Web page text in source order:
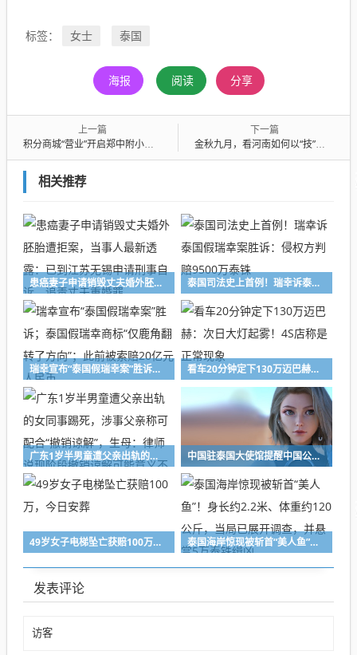
标签： 女士 泰国
海报 阅读 分享
上一篇
积分商城“营业”开启郑中附小少年专属的“期末欢乐购”
下一篇
金秋九月，看河南如何以“技”服人？
相关推荐
患癌妻子申请销毁丈夫婚外胚胎遭拒案，当事人最新透露：已到江苏无锡申请刑事自诉，追责丈夫重婚罪 泰国司法史上首例！瑞幸诉泰国假瑞幸案胜诉：侵权方判赔9500万泰铢
瑞幸宣布“泰国假瑞幸案”胜诉；泰国假瑞幸商标“仅鹿角翻转了方向”；此前被索赔20亿元人民币 看车20分钟定下130万迈巴赫：次日大灯起雾！4S店称是正常现象
广东1岁半男童遭父亲出轨的女同事踢死，涉事父亲称可配合“撤销谅解”，生母：律师说现阶段撤销谅解可能意义不大 中国驻泰国大使馆提醒中国公民谨慎前往泰缅边境地区
49岁女子电梯坠亡获赔100万，今日安葬 泰国海岸惊现被斩首“美人鱼”！身长约2.2米、体重约120公斤，当局已展开调查，并悬赏5万泰铢缉凶
发表评论